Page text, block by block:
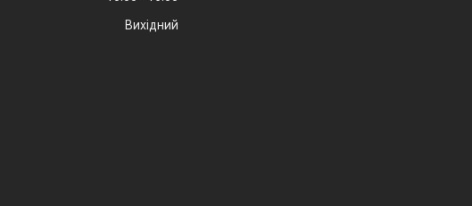
Вихідний